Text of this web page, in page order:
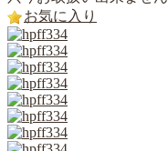
お気に入り